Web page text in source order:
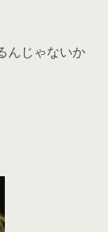
んじゃないか